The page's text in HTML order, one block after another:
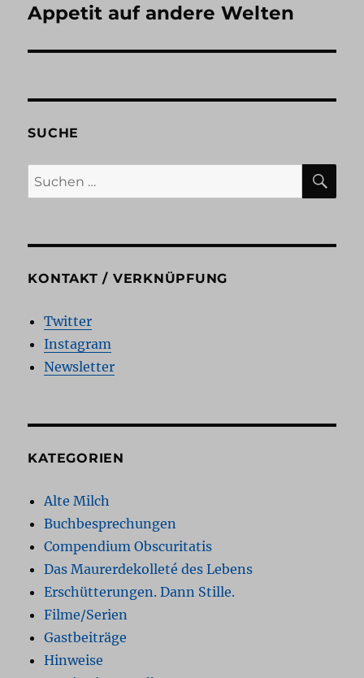
Nächster
Appetit auf andere Welten
SUCHE
Suchen
nach:
KONTAKT / VERKNÜPFUNG
Twitter
Instagram
Newsletter
KATEGORIEN
Alte Milch
Buchbesprechungen
Compendium Obscuritatis
Das Maurerdekolleté des Lebens
Erschütterungen. Dann Stille.
Filme/Serien
Gastbeiträge
Hinweise